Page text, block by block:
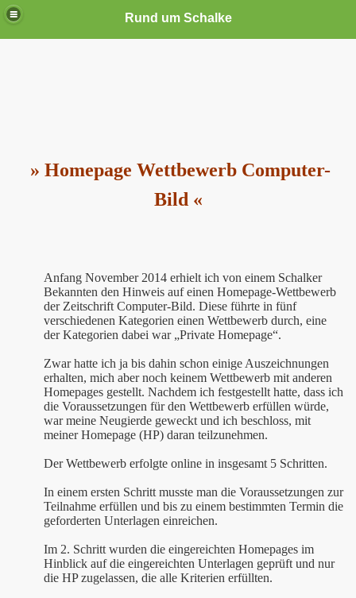
Rund um Schalke
» Homepage Wettbewerb Computer-
Bild «
Anfang November 2014 erhielt ich von einem Schalker
Bekannten den Hinweis auf einen Homepage-Wettbewerb
der Zeitschrift Computer-Bild. Diese führte in fünf
verschiedenen Kategorien einen Wettbewerb durch, eine
der Kategorien dabei war „Private Homepage“.
Zwar hatte ich ja bis dahin schon einige Auszeichnungen
erhalten, mich aber noch keinem Wettbewerb mit anderen
Homepages gestellt. Nachdem ich festgestellt hatte, dass ich
die Voraussetzungen für den Wettbewerb erfüllen würde,
war meine Neugierde geweckt und ich beschloss, mit
meiner Homepage (HP) daran teilzunehmen.
Der Wettbewerb erfolgte online in insgesamt 5 Schritten.
In einem ersten Schritt musste man die Voraussetzungen zur
Teilnahme erfüllen und bis zu einem bestimmten Termin die
geforderten Unterlagen einreichen.
Im 2. Schritt wurden die eingereichten Homepages im
Hinblick auf die eingereichten Unterlagen geprüft und nur
die HP zugelassen, die alle Kriterien erfüllten.